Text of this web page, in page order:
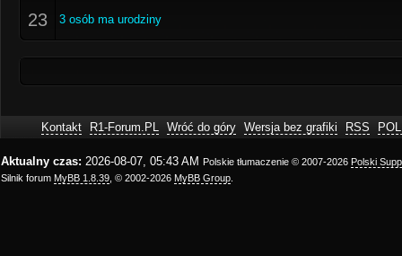
23 3 osób ma urodziny
Kontakt R1-Forum.PL Wróć do góry Wersja bez grafiki RSS
Aktualny czas: 2026-08-07, 05:43 AM Polskie tłumaczenie © 2007-2026 Polski
Silnik forum MyBB 1.8.39 , © 2002-2026 MyBB Group